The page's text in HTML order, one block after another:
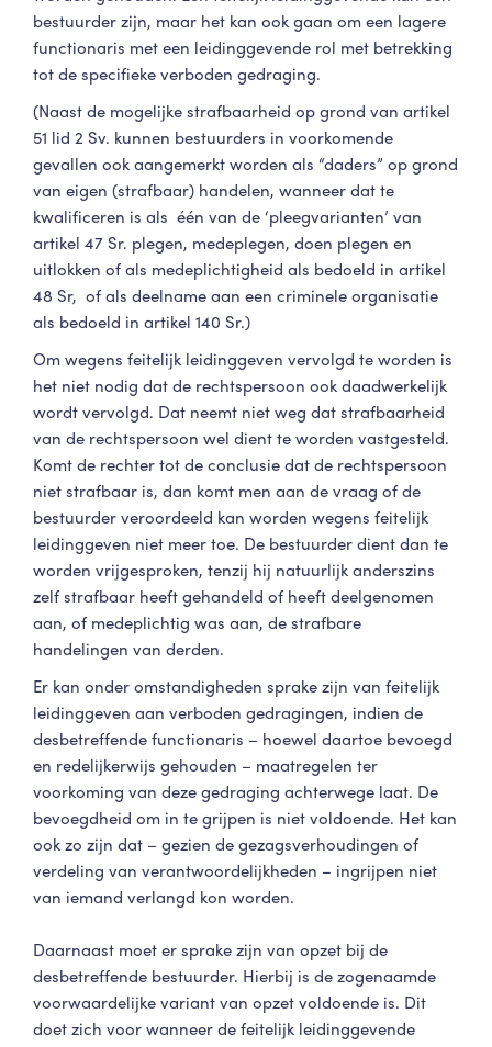
bestuurder zijn, maar het kan ook gaan om een lagere
functionaris met een leidinggevende rol met betrekking
tot de specifieke verboden gedraging.
(Naast de mogelijke strafbaarheid op grond van artikel
51 lid 2 Sv. kunnen bestuurders in voorkomende
gevallen ook aangemerkt worden als “daders” op grond
van eigen (strafbaar) handelen, wanneer dat te
kwalificeren is als één van de ‘pleegvarianten’ van
artikel 47 Sr. plegen, medeplegen, doen plegen en
uitlokken of als medeplichtigheid als bedoeld in artikel
48 Sr, of als deelname aan een criminele organisatie
als bedoeld in artikel 140 Sr.)
Om wegens feitelijk leidinggeven vervolgd te worden is
het niet nodig dat de rechtspersoon ook daadwerkelijk
wordt vervolgd. Dat neemt niet weg dat strafbaarheid
van de rechtspersoon wel dient te worden vastgesteld.
Komt de rechter tot de conclusie dat de rechtspersoon
niet strafbaar is, dan komt men aan de vraag of de
bestuurder veroordeeld kan worden wegens feitelijk
leidinggeven niet meer toe. De bestuurder dient dan te
worden vrijgesproken, tenzij hij natuurlijk anderszins
zelf strafbaar heeft gehandeld of heeft deelgenomen
aan, of medeplichtig was aan, de strafbare
handelingen van derden.
Er kan onder omstandigheden sprake zijn van feitelijk
leidinggeven aan verboden gedragingen, indien de
desbetreffende functionaris – hoewel daartoe bevoegd
en redelijkerwijs gehouden – maatregelen ter
voorkoming van deze gedraging achterwege laat. De
bevoegdheid om in te grijpen is niet voldoende. Het kan
ook zo zijn dat – gezien de gezagsverhoudingen of
verdeling van verantwoordelijkheden – ingrijpen niet
van iemand verlangd kon worden.
Daarnaast moet er sprake zijn van opzet bij de
desbetreffende bestuurder. Hierbij is de zogenaamde
voorwaardelijke variant van opzet voldoende is. Dit
doet zich voor wanneer de feitelijk leidinggevende